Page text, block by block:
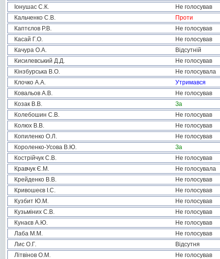
Іонушас С.К.
Не голосував
Кальченко С.В.
Проти
Каптєлов Р.В.
Не голосував
Касай Г.О.
Не голосував
Качура О.А.
Відсутній
Кисилевський Д.Д.
Не голосував
Кінзбурська В.О.
Не голосувала
Клочко А.А.
Утримався
Ковальов А.В.
Не голосував
Козак В.В.
За
Колебошин С.В.
Не голосував
Колюх В.В.
Не голосував
Копиленко О.Л.
Не голосував
Короленко-Усова В.Ю.
За
Кострійчук С.В.
Не голосував
Кравчук Є.М.
Не голосувала
Крейденко В.В.
Не голосував
Кривошеєв І.С.
Не голосував
Кузбит Ю.М.
Не голосував
Кузьміних С.В.
Не голосував
Кунаєв А.Ю.
Не голосував
Лаба М.М.
Не голосував
Лис О.Г.
Відсутня
Літвінов О.М.
Не голосував